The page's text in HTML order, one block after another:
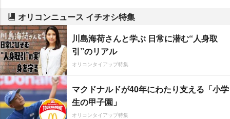
オリコンニュース イチオシ特集
川島海荷さんと学ぶ 日常に潜む“人身取
引”のリアル
オリコンタイアップ特集
マクドナルドが40年にわたり支える「小学
生の甲子園」
オリコンタイアップ特集